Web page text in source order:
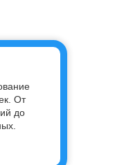
От
до